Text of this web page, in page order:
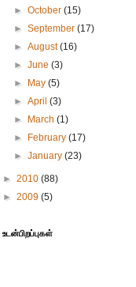
►October(15)
►September(17)
►August(16)
►June(3)
►
May(5)
►April(3)
►
March(1)
►
February(17)
►January(23)
► 2010 (88)
► 2009 (5)
உடன்பிறப்புகள்